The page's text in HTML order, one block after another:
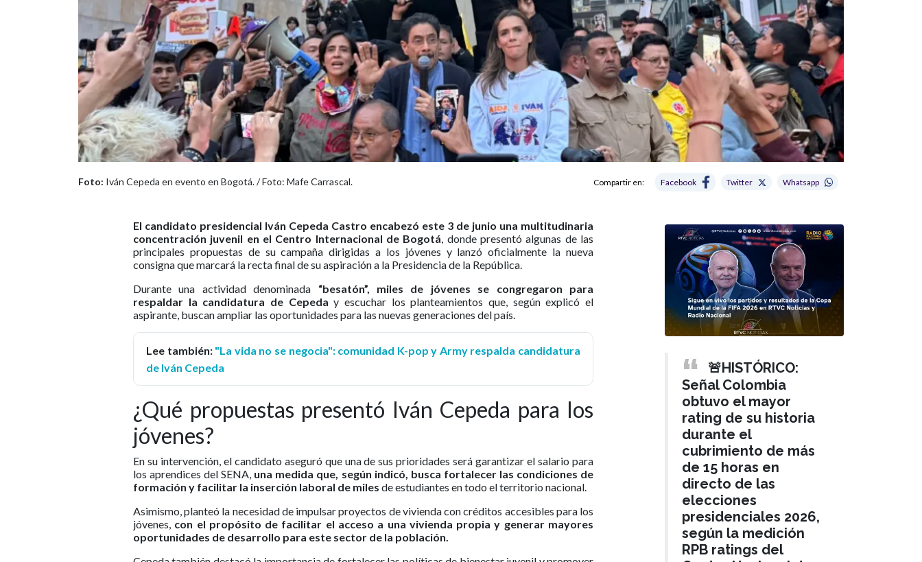
Foto: Iván Cepeda en evento en Bogotá. / Foto: Mafe Carrascal. Compartir en: Facebook Twitter Whatsapp
El candidato presidencial Iván Cepeda Castro encabezó este 3 de junio una multitudinaria
concentración juvenil en el Centro Internacional de Bogotá, donde presentó algunas de las
principales propuestas de su campaña dirigidas a los jóvenes y lanzó oficialmente la nueva
consigna que marcará la recta final de su aspiración a la Presidencia de la República.
Durante una actividad denominada “besatón”, miles de jóvenes se congregaron para
respaldar la candidatura de Cepeda y escuchar los planteamientos que, según explicó el
aspirante, buscan ampliar las oportunidades para las nuevas generaciones del país.
Lee también: "La vida no se negocia": comunidad K-pop y Army respalda candidatura
de Iván Cepeda
¿Qué propuestas presentó Iván Cepeda para los
jóvenes?
En su intervención, el candidato aseguró que una de sus prioridades será garantizar el salario para
los aprendices del SENA, una medida que, según indicó, busca fortalecer las condiciones de
formación y facilitar la inserción laboral de miles de estudiantes en todo el territorio nacional.
Asimismo, planteó la necesidad de impulsar proyectos de vivienda con créditos accesibles para los
jóvenes, con el propósito de facilitar el acceso a una vivienda propia y generar mayores
oportunidades de desarrollo para este sector de la población.
🚨HISTÓRICO:
Señal Colombia
obtuvo el mayor
rating de su historia
durante el
cubrimiento de más
de 15 horas en
directo de las
elecciones
presidenciales 2026,
según la medición
RPB ratings del